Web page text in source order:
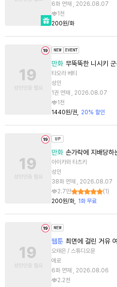
6화 연재 , 2026.08.07
1천
200원/화
만화 무뚝뚝한 니시키
타오라 베티
성인
1권 연재 , 2026.08.07
1천
1440원/권
20% 할인
만화 손가락에 지배당하
아이카와 타츠키
성인
38화 연재 , 2026.08.07
2.7만
(1 )
200원/화
1화 무료
웹툰 최면에 걸린 거유
오태은 / 스튜디오문
에로
6화 연재 , 2026.08.06
2.2천